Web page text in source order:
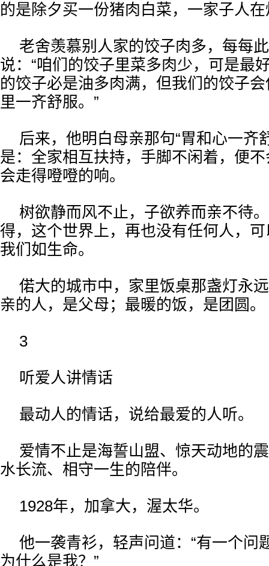
的是除夕买一份猪肉白菜，一家子人
老舍羡慕别人家的饺子肉多，每每
说：“咱们的饺子里菜多肉少，可是最
的饺子必是油多肉满，但我们的饺子
里一齐舒服。”
后来，他明白母亲那句“胃和心一齐
是：全家相互扶持，手脚不闲着，便
会走得噔噔的响。
树欲静而风不止，子欲养而亲不待
得，这个世界上，再也没有任何人，
我们如生命。
偌大的城市中，家里饭桌那盏灯永
亲的人，是父母；最暖的饭，是团圆。
3
听爱人讲情话
最动人的情话，说给最爱的人听。
爱情不止是海誓山盟、惊天动地的
水长流、相守一生的陪伴。
1928年，加拿大，渥太华。
他一袭青衫，轻声问道：“有一个问
为什么是我？”